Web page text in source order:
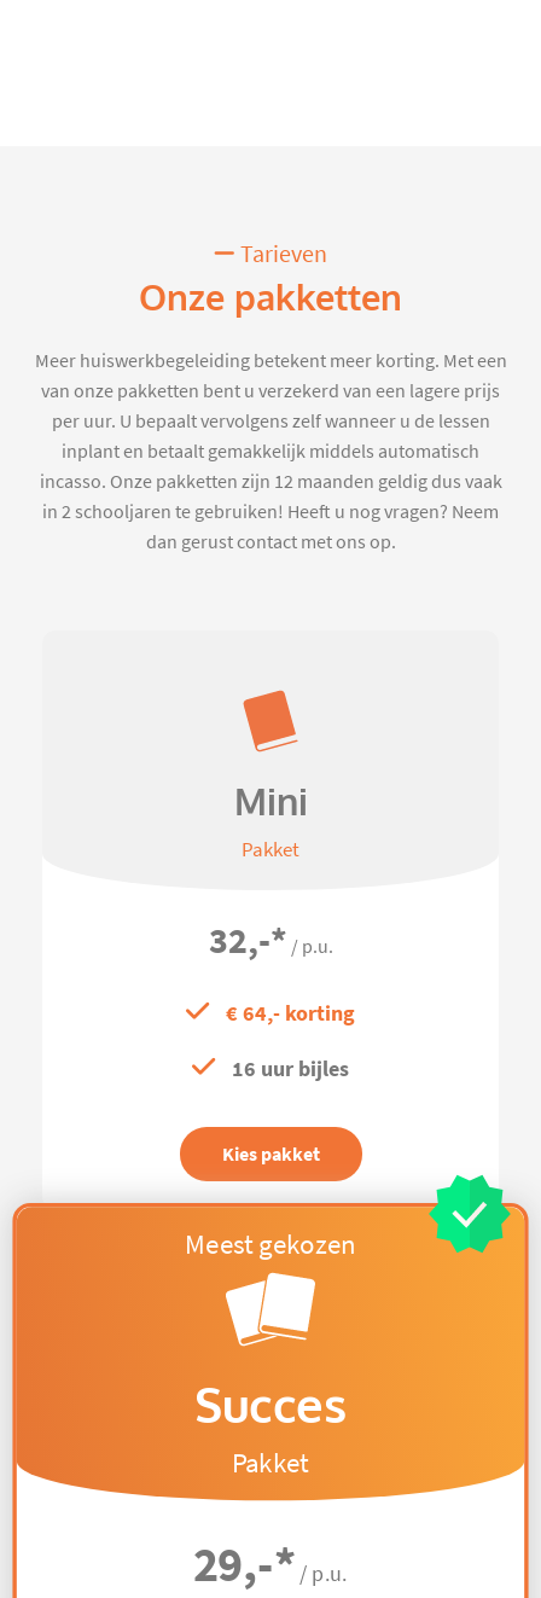
Tarieven
Onze pakketten
Meer huiswerkbegeleiding betekent meer korting. Met een
van onze pakketten bent u verzekerd van een lagere prijs
per uur. U bepaalt vervolgens zelf wanneer u de lessen
inplant en betaalt gemakkelijk middels automatisch
incasso. Onze pakketten zijn 12 maanden geldig dus vaak
in 2 schooljaren te gebruiken! Heeft u nog vragen? Neem
dan gerust contact met ons op.
Mini
Pakket
32,-* / p.u.
€ 64,- korting
16 uur bijles
Kies pakket
Succes
Pakket
29,-* / p.u.